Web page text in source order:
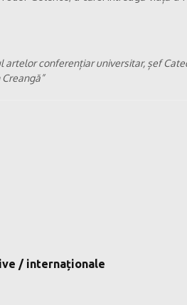
artelor conferențiar universitar, șef
/ internaționale